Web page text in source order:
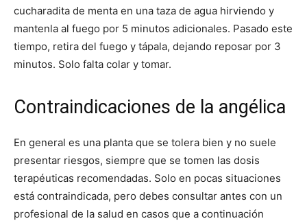
cucharadita de menta en una taza de agua hirviendo y
mantenla al fuego por 5 minutos adicionales. Pasado este
tiempo, retira del fuego y tápala, dejando reposar por 3
minutos. Solo falta colar y tomar.
Contraindicaciones de la angélica
En general es una planta que se tolera bien y no suele
presentar riesgos, siempre que se tomen las dosis
terapéuticas recomendadas. Solo en pocas situaciones
está contraindicada, pero debes consultar antes con un
profesional de la salud en casos que a continuación